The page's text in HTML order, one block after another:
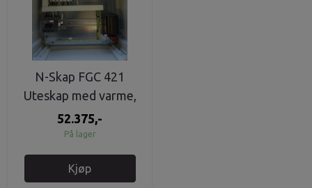
N-Skap FGC 421
Uteskap med varme,
GSM, 2 pumpedrift.
52.375,-
På lager
Kjøp